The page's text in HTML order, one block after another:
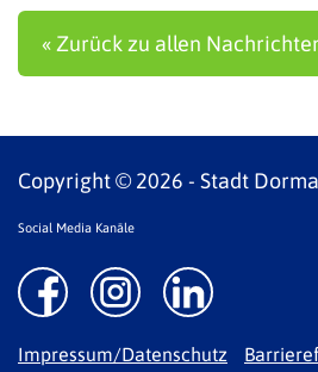
« Zurück zu allen
Copyright © 2026 - Stadt
Social Media Kanäle
Impressum/Datenschutz